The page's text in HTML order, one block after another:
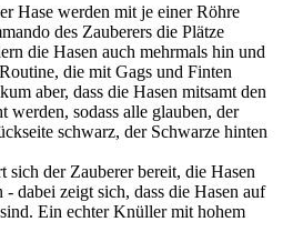
Hase werden mit je einer Röhre
des Zauberers die Plätze
die Hasen auch mehrmals hin und
die mit Gags und Finten
aber, dass die Hasen mitsamt den
werden, sodass alle glauben, der
schwarz, der Schwarze hinten
der Zauberer bereit, die Hasen
dabei zeigt sich, dass die Hasen auf
Ein echter Knüller mit hohem